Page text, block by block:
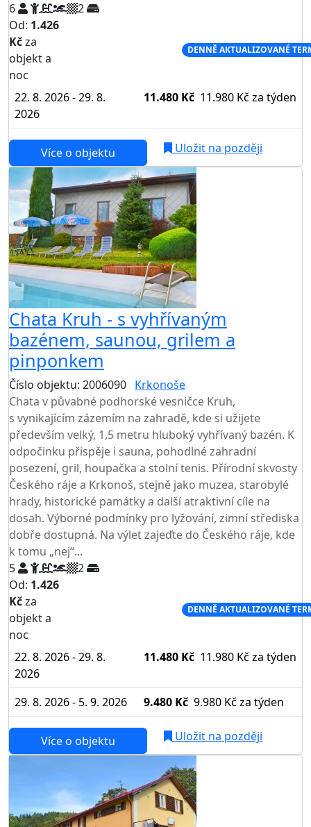
6
2
Od: 1.426
Kčza
objekt a
noc
DENNĚ AKTUALIZOVANÉ
22. 8. 2026 - 29. 8.
2026
11.480 Kč 11.980 Kč za týden
Více o objektu
Uložit na později
Chata Kruh - s vyhřívaným
bazénem, saunou, grilem a
pinponkem
Číslo objektu: 2006090 Krkonoše
Chata v půvabné podhorské vesničce Kruh,
s vynikajícím zázemím na zahradě, kde si užijete
především velký, 1,5 metru hluboký vyhřívaný bazén. K
odpočinku přispěje i sauna, pohodlné zahradní
posezení, gril, houpačka a stolní tenis. Přírodní skvosty
Českého ráje a Krkonoš, stejně jako muzea, starobylé
hrady, historické památky a další atraktivní cíle na
dosah. Výborné podmínky pro lyžování, zimní střediska
dobře dostupná. Na výlet zajeďte do Českého ráje, kde
k tomu „nej“...
5
2
Od: 1.426
Kčza
objekt a
noc
DENNĚ AKTUALIZOVANÉ
22. 8. 2026 - 29. 8.
2026
11.480 Kč 11.980 Kč za týden
29. 8. 2026 - 5. 9. 2026 9.480 Kč 9.980 Kč za týden
Více o objektu Uložit na později